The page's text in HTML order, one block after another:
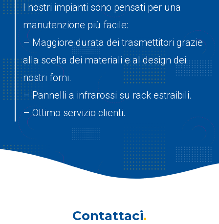
I nostri impianti sono pensati per una
manutenzione più facile:
– Maggiore durata dei trasmettitori grazie
alla scelta dei materiali e al design dei
nostri forni.
– Pannelli a infrarossi su rack estraibili.
– Ottimo servizio clienti.
Contattaci.